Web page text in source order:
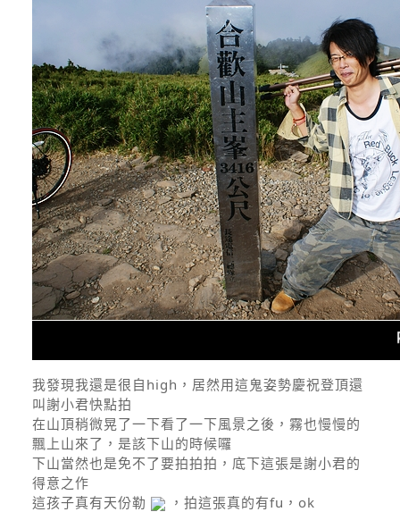
我發現我還是很自high，居然用這鬼姿勢慶祝登頂還
叫謝小君快點拍
在山頂稍微晃了一下看了一下風景之後，霧也慢慢的
飄上山來了，是該下山的時候囉
下山當然也是免不了要拍拍拍，底下這張是謝小君的
得意之作
這孩子真有天份勒
，拍這張真的有fu，ok